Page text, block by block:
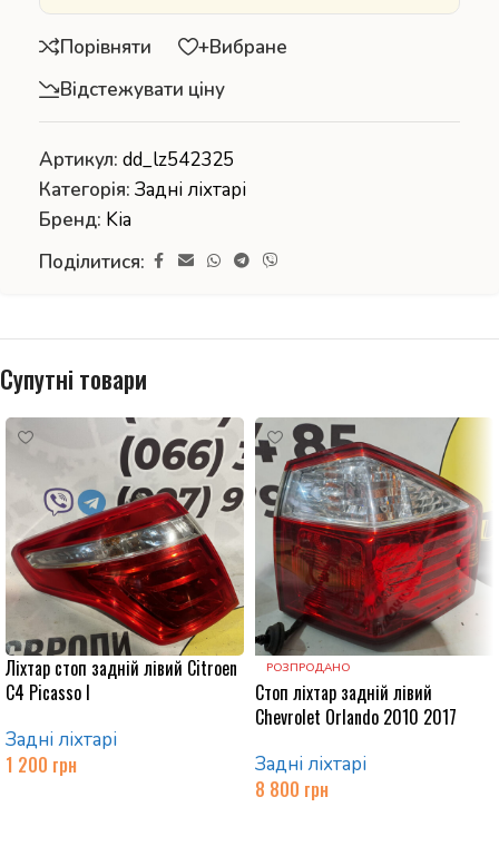
Порівняти
+Вибране
Відстежувати ціну
Артикул: dd_lz542325
Категорія: Задні ліхтарі
Бренд: Kia
Поділитися:
Супутні товари
Ліхтар стоп задній лівий Citroen
C4 Picasso I
Задні ліхтарі
1 200 грн
РОЗПРОДАНО
Стоп ліхтар задній лівий
Chevrolet Orlando 2010 2017
Задні ліхтарі
8 800 грн